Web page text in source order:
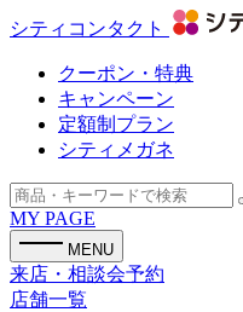
シティコンタクト
クーポン・特典
キャンペーン
定額制プラン
シティメガネ
MY PAGE
MENU
来店・相談会予約
店舗一覧